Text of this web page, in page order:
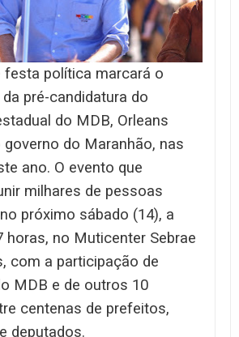
festa política marcará o
pré-candidatura do
do MDB, Orleans
governo do Maranhão, nas
ano. O evento que
milhares de pessoas
próximo sábado (14), a
horas, no Muticenter Sebrae
com a participação de
MDB e de outros 10
centenas de prefeitos,
deputados.